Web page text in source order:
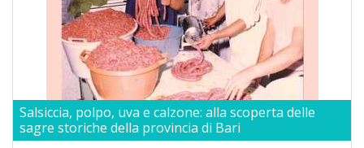
Salsiccia, polpo, uva e calzone: alla scoperta delle
sagre storiche della provincia di Bari